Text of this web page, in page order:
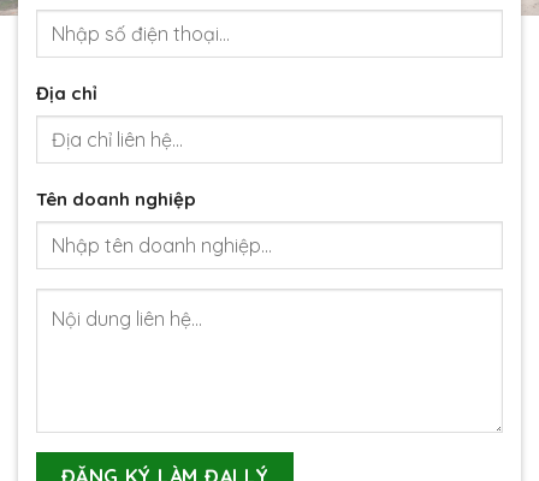
Địa chỉ
Tên doanh nghiệp